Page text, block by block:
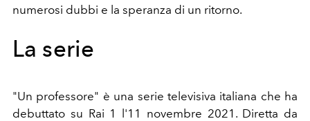
numerosi dubbi e la speranza di un ritorno.
La serie
"Un professore" è una serie televisiva italiana che ha
debuttato su Rai 1 l'11 novembre 2021. Diretta da